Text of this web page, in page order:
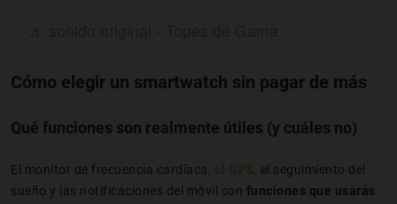
♬ sonido original - Topes de Gama
Cómo elegir un smartwatch sin pagar de más
Qué funciones son realmente útiles (y cuáles no)
El monitor de frecuencia cardíaca, el GPS, el seguimiento del
sueño y las notificaciones del móvil son funciones que usarás